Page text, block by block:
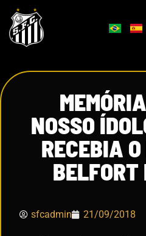
NOSSO
RECEBIA
BELFORT
sfcadmin 21/09/2018